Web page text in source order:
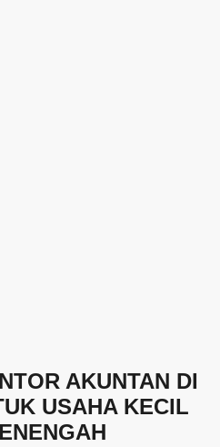
AKUNTAN DI
USAHA KECIL